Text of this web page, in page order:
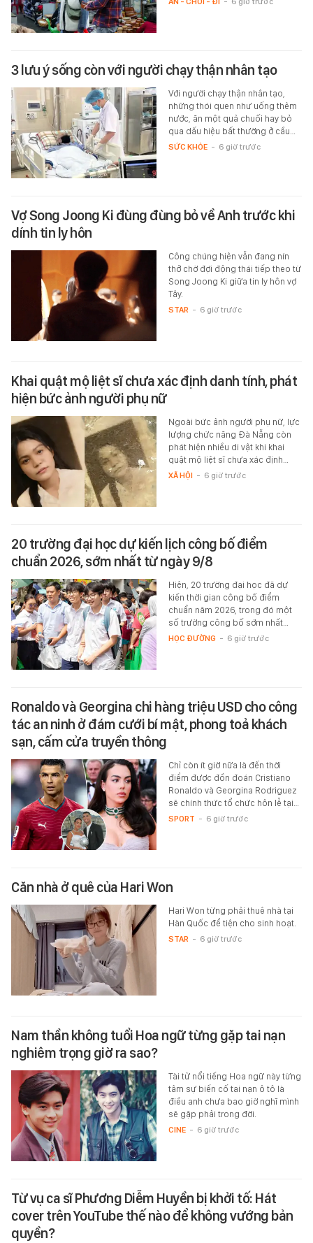
3 lưu ý sống còn với người chạy thận nhân tạo
Với người chạy thận nhân tạo,
những thói quen như uống thêm
nước, ăn một quả chuối hay bỏ
qua dấu hiệu bất thường ở cầu…
SỨC KHỎE - 6 giờ trước
Vợ Song Joong Ki đùng đùng bỏ về Anh trước khi
dính tin ly hôn
Công chúng hiện vẫn đang nín
thở chờ đợi động thái tiếp theo từ
Song Joong Ki giữa tin ly hôn vợ
Tây.
STAR - 6 giờ trước
Khai quật mộ liệt sĩ chưa xác định danh tính, phát
hiện bức ảnh người phụ nữ
Ngoài bức ảnh người phụ nữ, lực
lượng chức năng Đà Nẵng còn
phát hiện nhiều di vật khi khai
quật mộ liệt sĩ chưa xác định…
XÃ HỘI - 6 giờ trước
20 trường đại học dự kiến lịch công bố điểm
chuẩn 2026, sớm nhất từ ngày 9/8
Hiện, 20 trường đại học đã dự
kiến thời gian công bố điểm
chuẩn năm 2026, trong đó một
số trường công bố sớm nhất…
HỌC ĐƯỜNG - 6 giờ trước
Ronaldo và Georgina chi hàng triệu USD cho công
tác an ninh ở đám cưới bí mật, phong toả khách
sạn, cấm cửa truyền thông
Chỉ còn ít giờ nữa là đến thời
điểm được đồn đoán Cristiano
Ronaldo và Georgina Rodriguez
sẽ chính thức tổ chức hôn lễ tại…
SPORT - 6 giờ trước
Căn nhà ở quê của Hari Won
Hari Won từng phải thuê nhà tại
Hàn Quốc để tiện cho sinh hoạt.
STAR - 6 giờ trước
Nam thần không tuổi Hoa ngữ từng gặp tai nạn
nghiêm trọng giờ ra sao?
Tài tử nổi tiếng Hoa ngữ này từng
tâm sự biến cố tai nạn ô tô là
điều anh chưa bao giờ nghĩ mình
sẽ gặp phải trong đời.
CINE - 6 giờ trước
Từ vụ ca sĩ Phương Diễm Huyền bị khởi tố: Hát
cover trên YouTube thế nào để không vướng bản
quyền?